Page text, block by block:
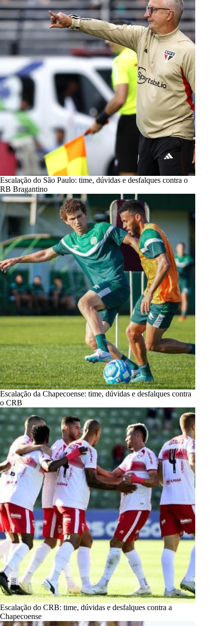
Escalação do São Paulo: time, dúvidas e desfalques contra o
RB Bragantino
Escalação da Chapecoense: time, dúvidas e desfalques contra
o CRB
Escalação do CRB: time, dúvidas e desfalques contra a
Chapecoense